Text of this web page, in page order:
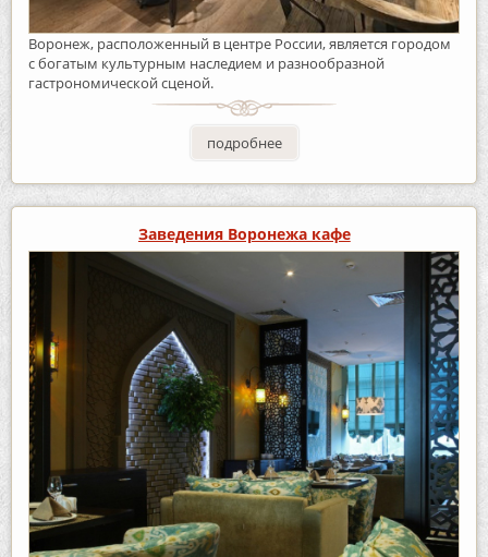
Воронеж, расположенный в центре России, является городом
с богатым культурным наследием и разнообразной
гастрономической сценой.
подробнее
Заведения Воронежа кафе